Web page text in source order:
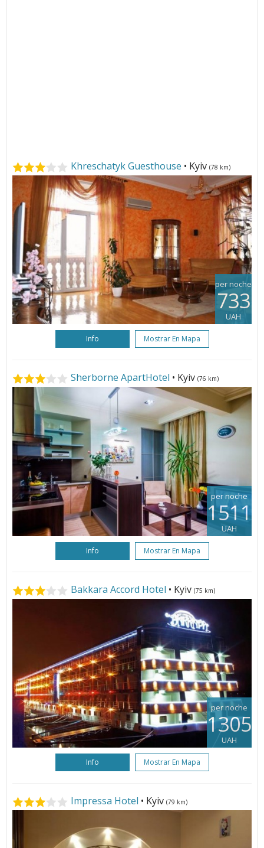
Khreschatyk Guesthouse • Kyiv (78 km)
per noche
733
UAH
Info Mostrar En Mapa
Sherborne ApartHotel • Kyiv (76 km)
per noche
1511
UAH
Info Mostrar En Mapa
Bakkara Accord Hotel • Kyiv (75 km)
per noche
1305
UAH
Info Mostrar En Mapa
Impressa Hotel • Kyiv (79 km)